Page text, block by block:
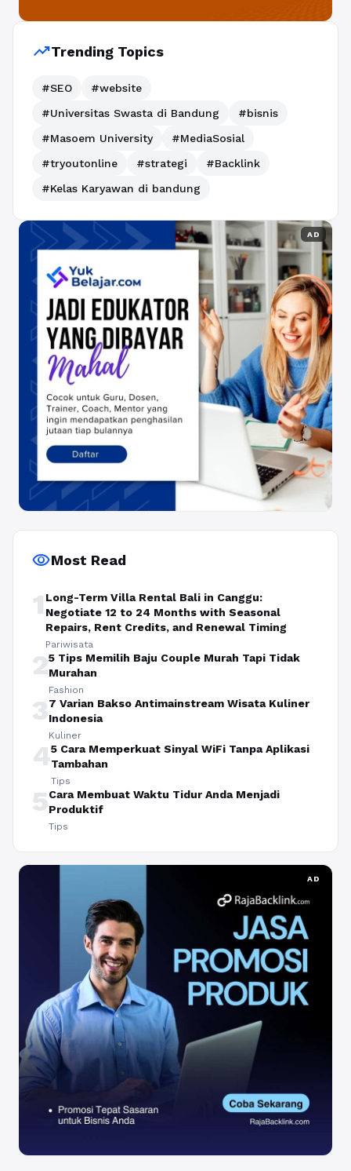
trending_upTrending Topics
#SEO
#website
#Universitas Swasta di Bandung
#bisnis
#Masoem University
#MediaSosial
#tryoutonline
#strategi
#Backlink
#Kelas Karyawan di bandung
AD
visibilityMost Read
1 Long-Term Villa Rental Bali in Canggu:
Negotiate 12 to 24 Months with Seasonal
Repairs, Rent Credits, and Renewal Timing
Pariwisata
25 Tips Memilih Baju Couple Murah Tapi Tidak
Murahan
Fashion
37 Varian Bakso Antimainstream Wisata Kuliner
Indonesia
Kuliner
45 Cara Memperkuat Sinyal WiFi Tanpa Aplikasi
Tambahan
Tips
5Cara Membuat Waktu Tidur Anda Menjadi
Produktif
Tips
AD